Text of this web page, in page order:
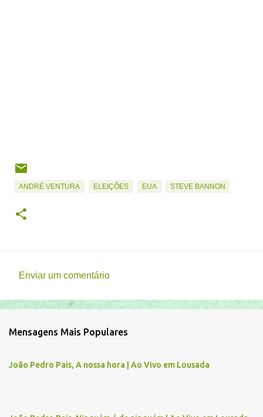
ANDRÉ VENTURA ELEIÇÕES EUA STEVE BANNON
o
e
t
Enviar um comentário
Mensagens Mais Populares
João Pedro Pais, A nossa hora | Ao Vivo em Lousada